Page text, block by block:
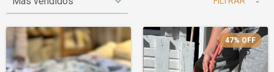
47% OFF